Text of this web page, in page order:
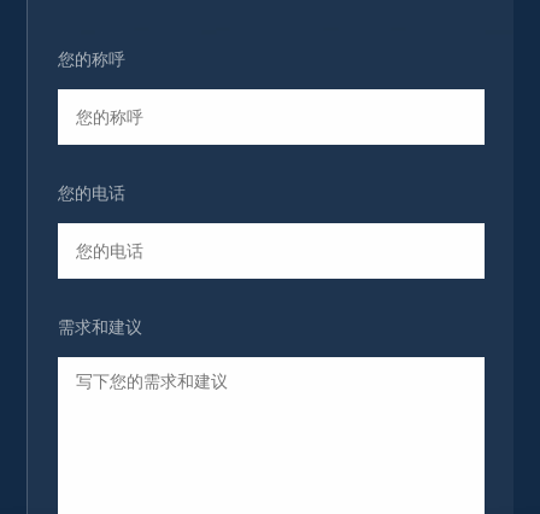
您的称呼
您的电话
需求和建议